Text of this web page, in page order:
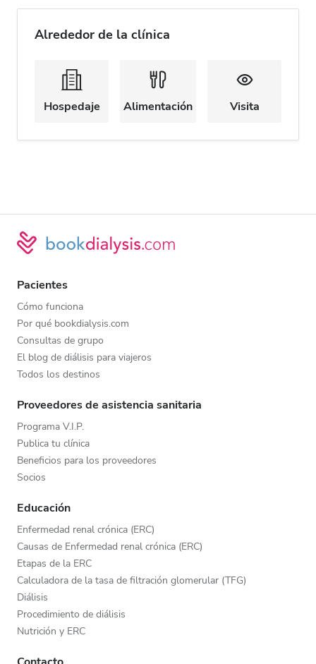
Alrededor de la clínica
Hospedaje Alimentación Visita
Pacientes
Cómo funciona
Por qué bookdialysis.com
Consultas de grupo
El blog de diálisis para viajeros
Todos los destinos
Proveedores de asistencia sanitaria
Programa V.I.P.
Publica tu clínica
Beneficios para los proveedores
Socios
Educación
Enfermedad renal crónica (ERC)
Causas de Enfermedad renal crónica (ERC)
Etapas de la ERC
Calculadora de la tasa de filtración glomerular (TFG)
Diálisis
Procedimiento de diálisis
Nutrición y ERC